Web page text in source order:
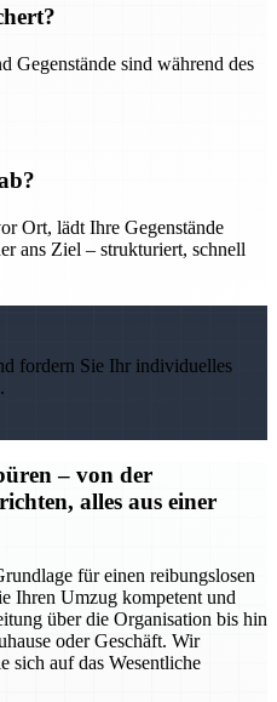
Gegenstände sind während des
Ort, lädt Ihre Gegenstände
ans Ziel – strukturiert, schnell
fordern Sie Ihr individuelles
– von der
alles aus einer
für einen reibungslosen
Ihren Umzug kompetent und
über die Organisation bis hin
oder Geschäft. Wir
sich auf das Wesentliche